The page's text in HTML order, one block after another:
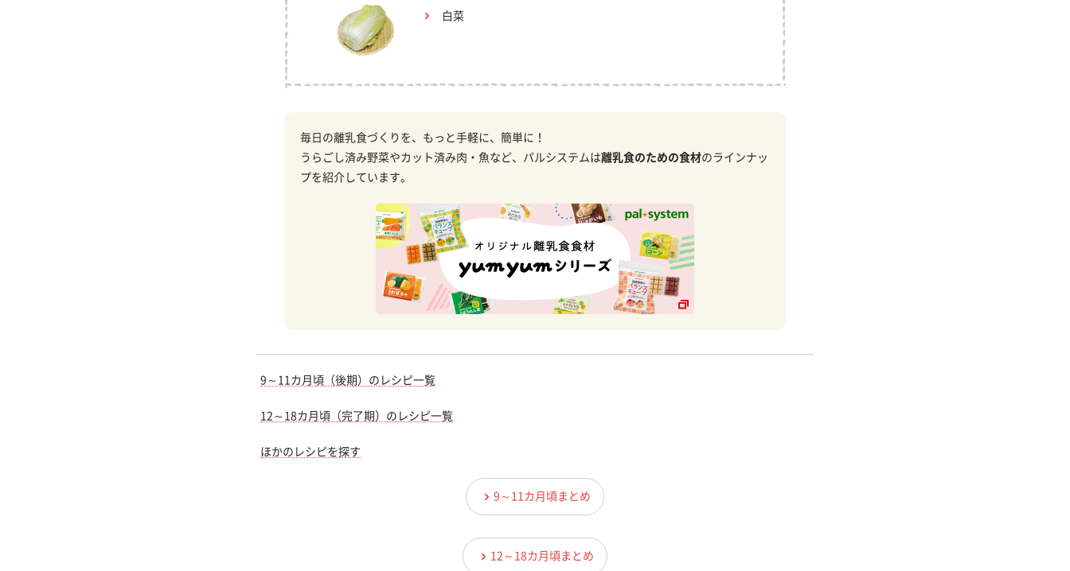
白菜
毎日の離乳食づくりを、もっと手軽に、簡単に！
うらごし済み野菜やカット済み肉・魚など、パルシステムは離乳食のための食材のラインナッ
プを紹介しています。
9～11カ月頃（後期）のレシピ一覧
12～18カ月頃（完了期）のレシピ一覧
ほかのレシピを探す
9～11カ月頃まとめ
12～18カ月頃まとめ